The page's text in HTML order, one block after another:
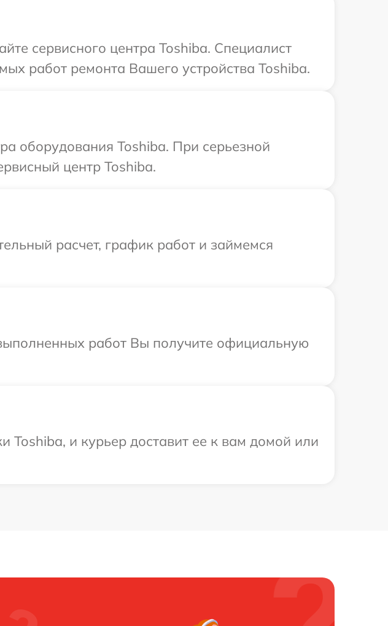
сервисного центра Toshiba. Специалист
работ ремонта Вашего устройства Toshiba.
оборудования Toshiba. При серьезной
центр Toshiba.
расчет, график работ и займемся
работ Вы получите официальную
Toshiba, и курьер доставит ее к вам домой или